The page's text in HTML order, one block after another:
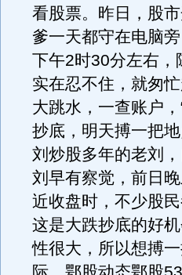
看股票。昨日，股
爹一天都守在电脑
下午2时30分左右，
实在忍不住，就匆
大跳水，一查账户
抄底，明天搏一把
刘炒股多年的老刘
刘早有察觉，前日
近收盘时，不少股
这是大跌抄底的好
性很大，所以想搏